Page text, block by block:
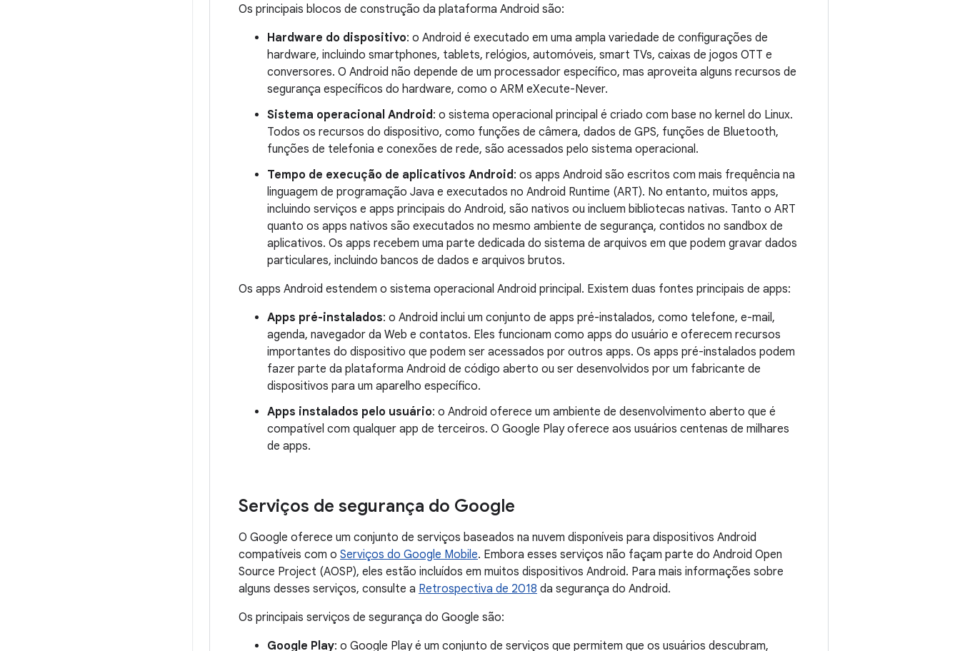
Os principais blocos de construção da plataforma Android são:
Hardware do dispositivo: o Android é executado em uma ampla variedade de configurações de
hardware, incluindo smartphones, tablets, relógios, automóveis, smart TVs, caixas de jogos OTT e
conversores. O Android não depende de um processador específico, mas aproveita alguns recursos de
segurança específicos do hardware, como o ARM eXecute-Never.
Sistema operacional Android: o sistema operacional principal é criado com base no kernel do Linux.
Todos os recursos do dispositivo, como funções de câmera, dados de GPS, funções de Bluetooth,
funções de telefonia e conexões de rede, são acessados pelo sistema operacional.
Tempo de execução de aplicativos Android: os apps Android são escritos com mais frequência na
linguagem de programação Java e executados no Android Runtime (ART). No entanto, muitos apps,
incluindo serviços e apps principais do Android, são nativos ou incluem bibliotecas nativas. Tanto o ART
quanto os apps nativos são executados no mesmo ambiente de segurança, contidos no sandbox de
aplicativos. Os apps recebem uma parte dedicada do sistema de arquivos em que podem gravar dados
particulares, incluindo bancos de dados e arquivos brutos.
Os apps Android estendem o sistema operacional Android principal. Existem duas fontes principais de apps:
Apps pré-instalados: o Android inclui um conjunto de apps pré-instalados, como telefone, e-mail,
agenda, navegador da Web e contatos. Eles funcionam como apps do usuário e oferecem recursos
importantes do dispositivo que podem ser acessados por outros apps. Os apps pré-instalados podem
fazer parte da plataforma Android de código aberto ou ser desenvolvidos por um fabricante de
dispositivos para um aparelho específico.
Apps instalados pelo usuário: o Android oferece um ambiente de desenvolvimento aberto que é
compatível com qualquer app de terceiros. O Google Play oferece aos usuários centenas de milhares
de apps.
Serviços de segurança do Google
O Google oferece um conjunto de serviços baseados na nuvem disponíveis para dispositivos Android
compatíveis com o Serviços do Google Mobile. Embora esses serviços não façam parte do Android Open
Source Project (AOSP), eles estão incluídos em muitos dispositivos Android. Para mais informações sobre
alguns desses serviços, consulte a Retrospectiva de 2018 da segurança do Android.
Os principais serviços de segurança do Google são:
Google Play: o Google Play é um conjunto de serviços que permitem que os usuários descubram,